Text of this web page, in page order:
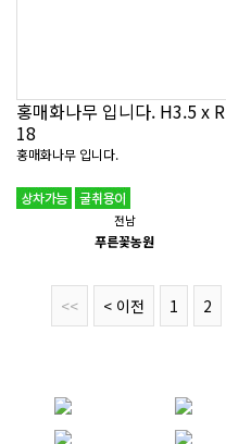
홍매화나무 입니다. H3.5 x R
18
홍매화나무 입니다.
전남
푸른꽃농원
<< < 이전 1 2